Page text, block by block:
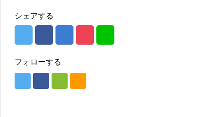
シェアする
フォローする